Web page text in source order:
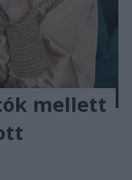
mellett